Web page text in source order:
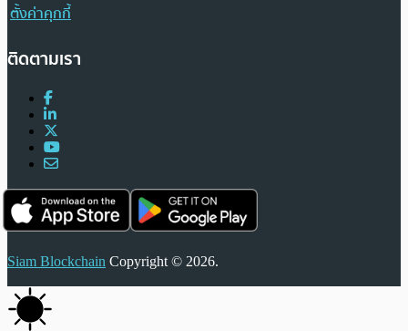
ตั้งค่าคุกกี้
ติดตามเรา
Siam Blockchain Copyright © 2026.